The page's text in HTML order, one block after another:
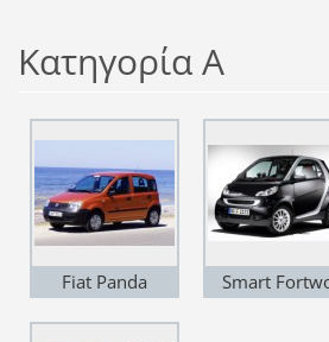
Κατηγορία Α
Fiat Panda Smart